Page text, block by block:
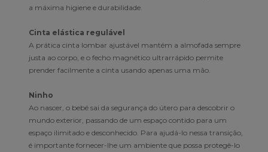
a máxima higiene e durabilidade.
Cinta elástica regulável
A prática cinta lombar ajustável mantém a almofada sempre
justa ao corpo, e o fecho magnético ultrarrápido permite
prender facilmente a cinta usando apenas uma mão.
Ninho
Ao nascer, o bebé sai da segurança do útero para descobrir o
mundo exterior, passando de um espaço contido para um
espaço ilimitado e desconhecido. Para ajudá-lo nessa transição,
é importante fornecer-lhe um ambiente que possa protegê-lo